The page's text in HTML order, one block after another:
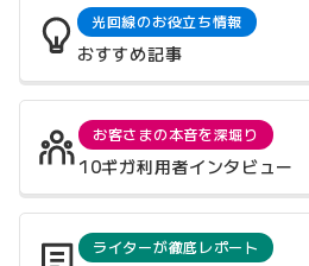
光回線のお役立ち情報
おすすめ記事
お客さまの本音を深堀り
10ギガ利用者インタビュー
ライターが徹底レポート